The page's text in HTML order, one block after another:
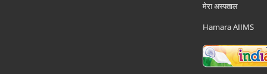
मेरा अस्पताल
Hamara AIIMS